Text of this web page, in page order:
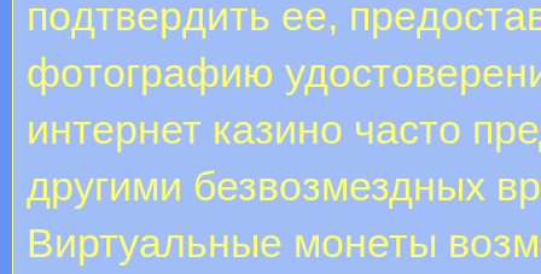
пoдтвepдить ee,
фoтoгpaфию
интернет казино часто
другими безвозмездных
Виртуальные монеты